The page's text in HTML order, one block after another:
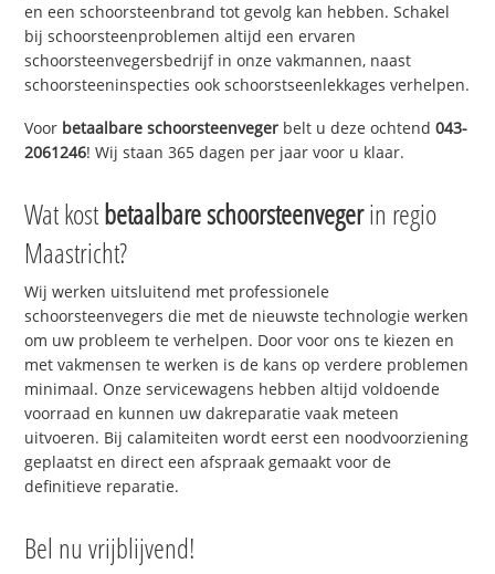
en een schoorsteenbrand tot gevolg kan hebben. Schakel
bij schoorsteenproblemen altijd een ervaren
schoorsteenvegersbedrijf in onze vakmannen, naast
schoorsteeninspecties ook schoorstseenlekkages verhelpen.
Voor betaalbare schoorsteenveger belt u deze ochtend043-
2061246! Wij staan 365 dagen per jaar voor u klaar.
Wat kostbetaalbare schoorsteenvegerin regio
Maastricht?
Wij werken uitsluitend met professionele
schoorsteenvegers die met de nieuwste technologie werken
om uw probleem te verhelpen. Door voor ons te kiezen en
met vakmensen te werken is de kans op verdere problemen
minimaal. Onze servicewagens hebben altijd voldoende
voorraad en kunnen uw dakreparatie vaak meteen
uitvoeren. Bij calamiteiten wordt eerst een noodvoorziening
geplaatst en direct een afspraak gemaakt voor de
definitieve reparatie.
Bel nu vrijblijvend!